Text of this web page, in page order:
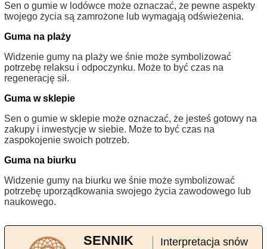
Sen o gumie w lodówce może oznaczać, że pewne aspekty
twojego życia są zamrożone lub wymagają odświeżenia.
Guma na plaży
Widzenie gumy na plaży we śnie może symbolizować
potrzebę relaksu i odpoczynku. Może to być czas na
regenerację sił.
Guma w sklepie
Sen o gumie w sklepie może oznaczać, że jesteś gotowy na
zakupy i inwestycje w siebie. Może to być czas na
zaspokojenie swoich potrzeb.
Guma na biurku
Widzenie gumy na biurku we śnie może symbolizować
potrzebę uporządkowania swojego życia zawodowego lub
naukowego.
SENNIK
Interpretacja snów